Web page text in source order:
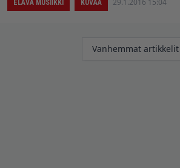
ELÄVÄ MUSIIKKI KUVAA 29.1.2016 15:04
Artikkelien
Vanhemmat artikkelit